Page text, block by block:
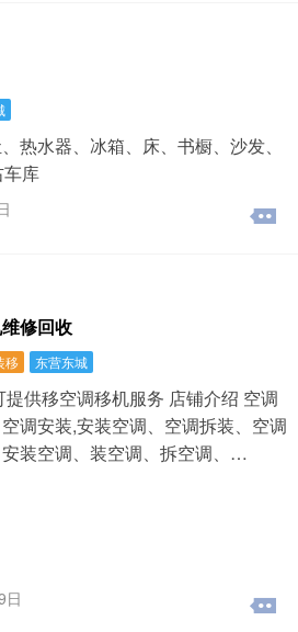
热水器、冰箱、床、书橱、沙发、
库
修回收
移 东营东城
供移空调移机服务 店铺介绍 空调
调安装,安装空调、空调拆装、空调
装空调、装空调、拆空调、…
日